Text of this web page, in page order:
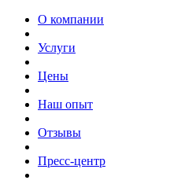
О компании
Услуги
Цены
Наш опыт
Отзывы
Пресс-центр